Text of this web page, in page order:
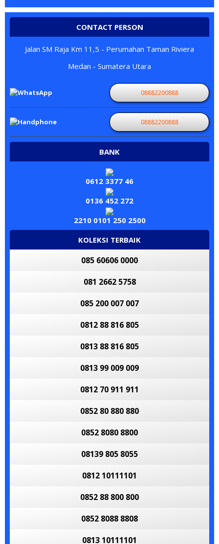
CONTACT PERSON
Jalan SM Raja Km 11,5 - Perumahan Taman Riviera
Medan - Sumatera Utara
08882200888
08882200888
BANK
0612 3377 46
0136 452 272
2210 0101 250 2500
KOLEKSI TERBAIK
085 60606 0000
081 2662 5758
085 200 007 007
0812 88 816 805
0813 88 816 805
0813 99 009 009
0812 70 911 911
0852 80 880 880
0852 8080 8800
08139 805 8055
0812 10111101
0852 88 800 800
0852 8088 8808
0813 10111101